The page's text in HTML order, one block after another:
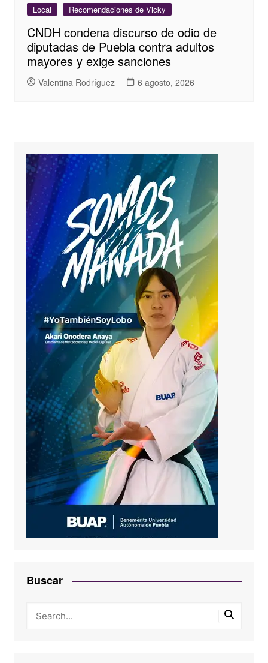
Local Recomendaciones de Vicky
CNDH condena discurso de odio de
diputadas de Puebla contra adultos
mayores y exige sanciones
Valentina Rodríguez 6 agosto, 2026
Buscar